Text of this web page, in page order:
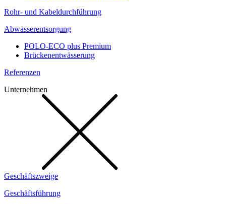
Rohr- und Kabeldurchführung
Abwasserentsorgung
POLO-ECO plus Premium
Brückenentwässerung
Referenzen
Unternehmen
Geschäftszweige
Geschäftsführung